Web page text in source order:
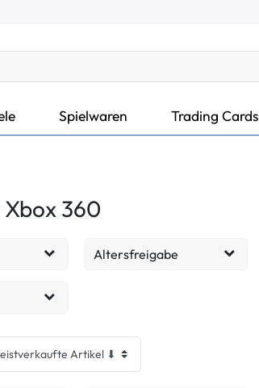
Spielwaren Trading Cards
360
36
Altersfreigabe
ab 6 Jahren